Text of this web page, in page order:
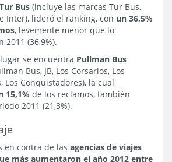
Tur Bus (incluye las marcas Tur Bus,
Inter), lideró el ranking, con un 36,5%
, levemente menor que lo
2011 (36,9%).
se encuentra Pullman Bus
Bus, JB, Los Corsarios, Los
Los Conquistadores), la cual
15,1% de los reclamos, también
2011 (21,3%).
en contra de las agencias de viajes
más aumentaron el año 2012 entre